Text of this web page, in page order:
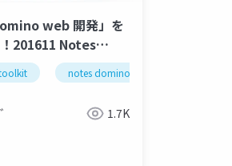
hcl technologies
web 開発」を
201611 Notes
Open Seminar 公
notes domino
1.7K